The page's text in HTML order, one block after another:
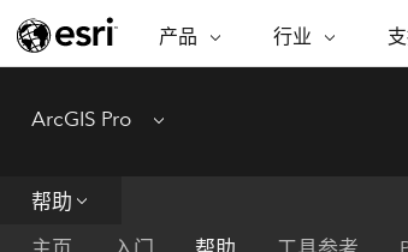
产品
ARCGIS
完整的 SaaS 制图平台
行业
行业 支
ArcGIS Pro Menu
帮助